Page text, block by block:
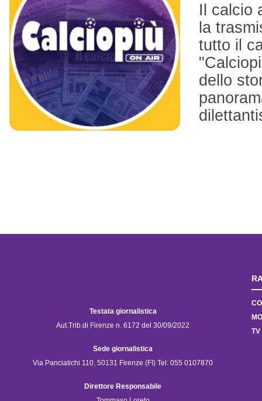
Il calcio
la
tutto il
dello
Testata giornalistica
Aut.Trib.di Firenze n. 6172 del 30/09/2022
Sede giornalistica
Via Panciatichi 110, 50131 Firenze (FI) Tel: 055 0107870
Direttore Responsabile
TV